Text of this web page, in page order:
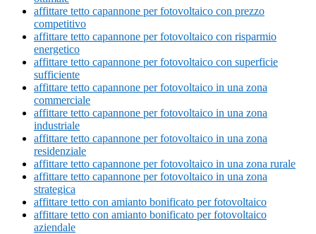
affittare tetto capannone per fotovoltaico con prezzo
competitivo
affittare tetto capannone per fotovoltaico con risparmio
energetico
affittare tetto capannone per fotovoltaico con superficie
sufficiente
affittare tetto capannone per fotovoltaico in una zona
commerciale
affittare tetto capannone per fotovoltaico in una zona
industriale
affittare tetto capannone per fotovoltaico in una zona
residenziale
affittare tetto capannone per fotovoltaico in una zona rurale
affittare tetto capannone per fotovoltaico in una zona
strategica
affittare tetto con amianto bonificato per fotovoltaico
affittare tetto con amianto bonificato per fotovoltaico
aziendale